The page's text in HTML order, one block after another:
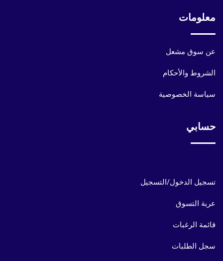
معلومات
عن سوق مشعل
الشروط والأحكام
سياسة الخصوصية
حسابي
تسجيل الدخول/التسجيل
عربة التسوق
قائمة الرغبات
سجل الطلبات